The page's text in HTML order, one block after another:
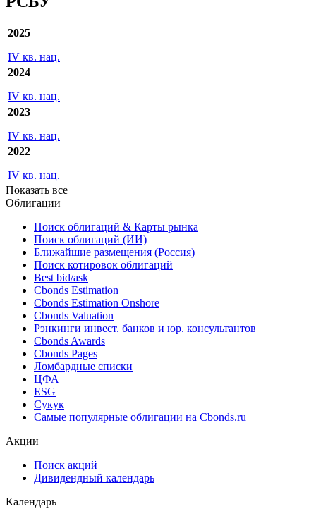
2025
IV кв. нац.
2024
IV кв. нац.
2023
IV кв. нац.
2022
IV кв. нац.
Показать все
Облигации
Поиск облигаций & Карты рынка
Поиск облигаций (ИИ)
Ближайшие размещения (Россия)
Поиск котировок облигаций
Best bid/ask
Cbonds Estimation
Cbonds Estimation Onshore
Cbonds Valuation
Рэнкинги инвест. банков и юр. консультантов
Cbonds Awards
Cbonds Pages
Ломбардные списки
ЦФА
ESG
Сукук
Самые популярные облигации на Cbonds.ru
Акции
Поиск акций
Дивидендный календарь
Календарь